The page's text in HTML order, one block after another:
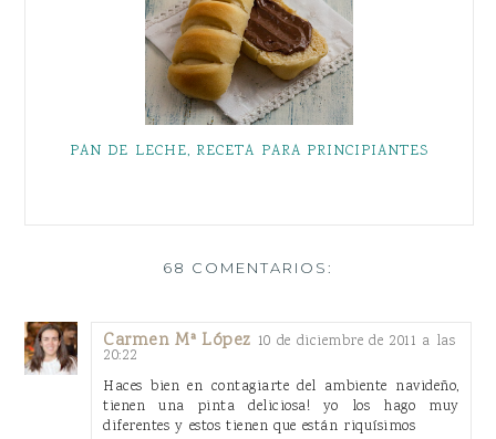
PAN DE LECHE, RECETA PARA PRINCIPIANTES
68 COMENTARIOS:
Carmen Mª López 10 de diciembre de 2011 a las
20:22
Haces bien en contagiarte del ambiente navideño,
tienen una pinta deliciosa! yo los hago muy
diferentes y estos tienen que están riquísimos